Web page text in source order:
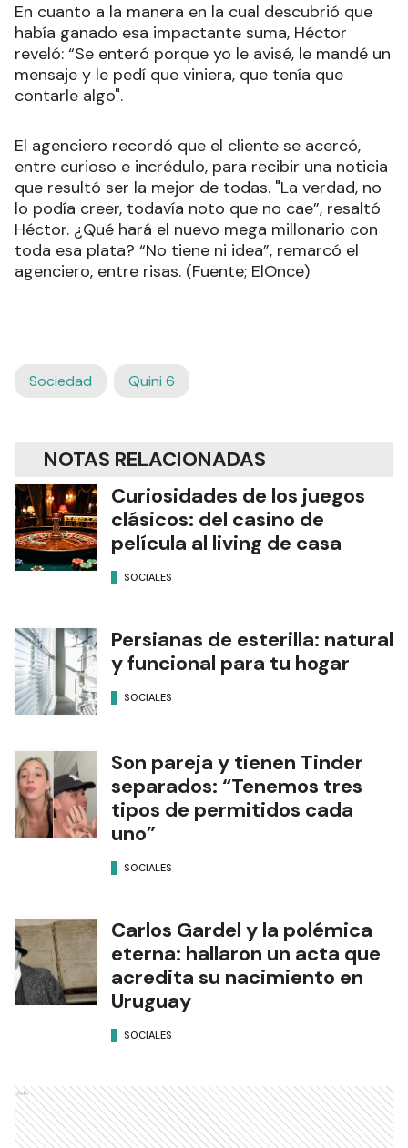
En cuanto a la manera en la cual descubrió que
había ganado esa impactante suma, Héctor
reveló: “Se enteró porque yo le avisé, le mandé un
mensaje y le pedí que viniera, que tenía que
contarle algo".
El agenciero recordó que el cliente se acercó,
entre curioso e incrédulo, para recibir una noticia
que resultó ser la mejor de todas. "La verdad, no
lo podía creer, todavía noto que no cae”, resaltó
Héctor. ¿Qué hará el nuevo mega millonario con
toda esa plata? “No tiene ni idea”, remarcó el
agenciero, entre risas. (Fuente; ElOnce)
Sociedad Quini 6
NOTAS RELACIONADAS
Curiosidades de los juegos
clásicos: del casino de
película al living de casa
SOCIALES
Persianas de esterilla: natural
y funcional para tu hogar
SOCIALES
Son pareja y tienen Tinder
separados: “Tenemos tres
tipos de permitidos cada
uno”
SOCIALES
Carlos Gardel y la polémica
eterna: hallaron un acta que
acredita su nacimiento en
Uruguay
SOCIALES
Ads